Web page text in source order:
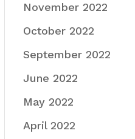
November 2022
October 2022
September 2022
June 2022
May 2022
April 2022